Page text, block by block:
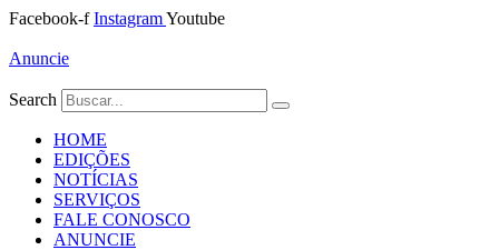
Ir
o
Facebook-f InstagramYoutube
Anuncie
Search
HOME
EDIÇÕES
NOTÍCIAS
SERVIÇOS
FALE CONOSCO
ANUNCIE